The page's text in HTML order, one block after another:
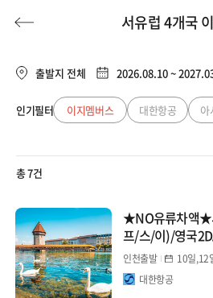
허니문 기획전/홈쇼핑 이벤트/혜택
투어플랜
허니문
서유럽 4개국
유럽/아프리카
동남아
일본
대만/홍콩/마카오
미주/캐나다/중남미
서유럽
이탈리아/시
서유럽 2개국
서유럽 3개국
출발지 전체 2026.08.10 ~
인기필터 이지멤버스 대한항공 아
총 7건
★NO유류차액★
프/스/이)/영국
스위스2DAY(융
함4성급#바티칸
인천출발
10일,12
대한항공